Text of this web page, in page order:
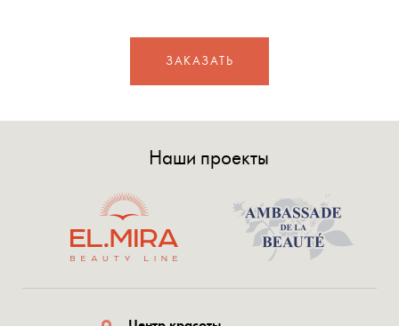
ЗАКАЗАТЬ
Наши проекты